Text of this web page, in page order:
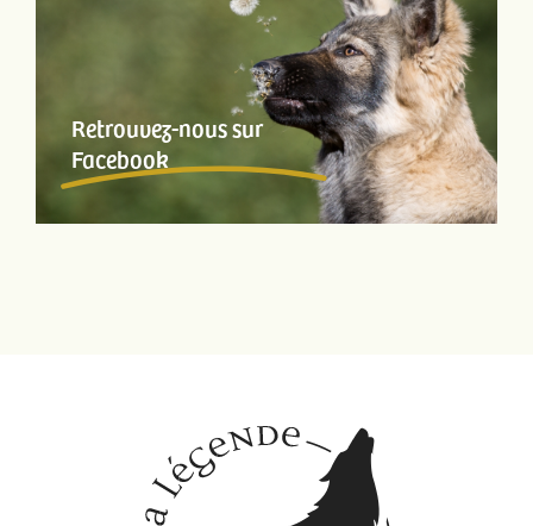
Retrouvez-nous sur
Facebook